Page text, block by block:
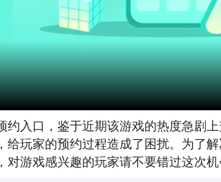
约入口，鉴于近期该游戏的热度急剧
给玩家的预约过程造成了困扰。为了
游戏感兴趣的玩家请不要错过这次机